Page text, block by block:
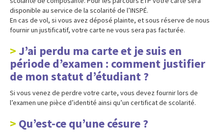
disponible au service de la scolarité de l’INSPÉ.
En cas de vol, si vous avez déposé plainte, et sous réserve de nous
fournir un justificatif, votre carte ne vous sera pas facturée.
J’ai perdu ma carte et je suis en
période d’examen : comment justifier
de mon statut d’étudiant ?
Si vous venez de perdre votre carte, vous devez fournir lors de
l’examen une pièce d’identité ainsi qu’un certificat de scolarité.
Qu’est-ce qu’une césure ?